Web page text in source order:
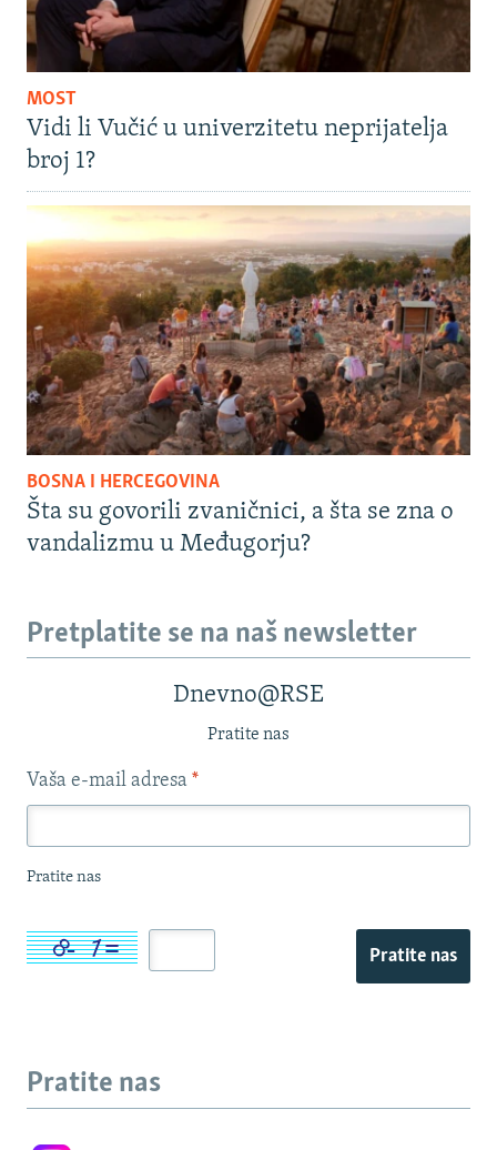
MOST
Vidi li Vučić u univerzitetu neprijatelja
broj 1?
BOSNA I HERCEGOVINA
Šta su govorili zvaničnici, a šta se zna o
vandalizmu u Međugorju?
Pretplatite se na naš newsletter
Dnevno@RSE
Pratite nas
Vaša e-mail adresa *
Pratite nas
Pratite nas
Pratite nas